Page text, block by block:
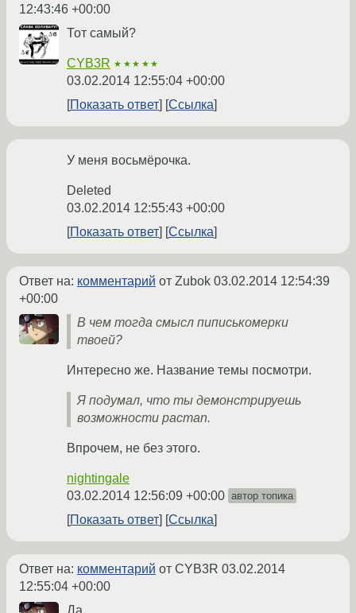
12:43:46 +00:00
Тот самый?
CYB3R ★★★★★
03.02.2014 12:55:04 +00:00
Показать ответ
Ссылка
У меня восьмёрочка.
Deleted
03.02.2014 12:55:43 +00:00
Показать ответ
Ссылка
Ответ на: комментарий от Zubok 03.02.2014 12:54:39
+00:00
В чем тогда смысл пиписькомерки
твоей?
Интересно же. Название темы посмотри.
Я подумал, что ты демонстрируешь
возможности pacman.
Впрочем, не без этого.
nightingale
03.02.2014 12:56:09 +00:00 автор топика
Показать ответ Ссылка
Ответ на: комментарий от CYB3R 03.02.2014
12:55:04 +00:00